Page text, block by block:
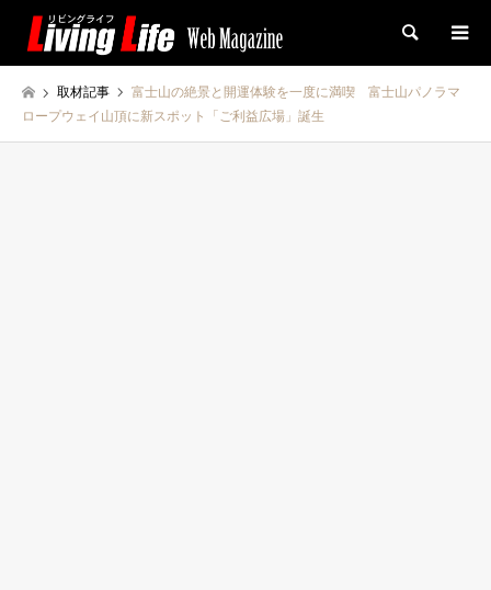
検索
取材記事
富士山の絶景と開運体験を一度に満喫 富士山パノラマ
ロープウェイ山頂に新スポット「ご利益広場」誕生